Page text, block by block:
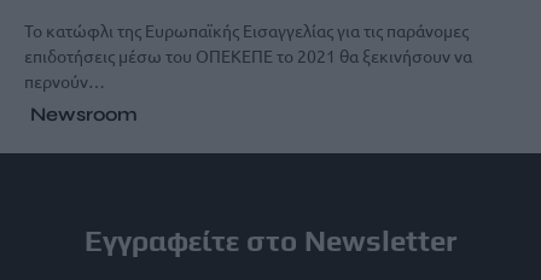
Το κατώφλι της Ευρωπαϊκής Εισαγγελίας για τις παράνομες
επιδοτήσεις μέσω του ΟΠΕΚΕΠΕ το 2021 θα ξεκινήσουν να
περνούν…
Newsroom
Εγγραφείτε στο Newsletter